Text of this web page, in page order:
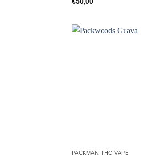
PACKMAN THC VAPE